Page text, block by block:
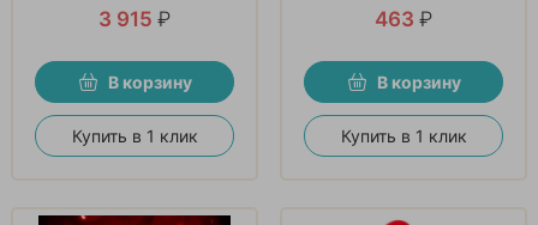
3 915 ₽
В корзину
Купить в 1 клик
463 ₽
В корзину
Купить в 1 клик